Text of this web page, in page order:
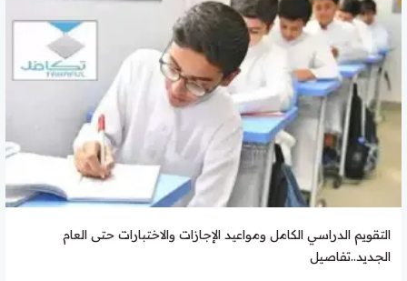
التقويم الدراسي الكامل ومواعيد الإجازات والاختبارات حتى العام
الجديد..تفاصيل